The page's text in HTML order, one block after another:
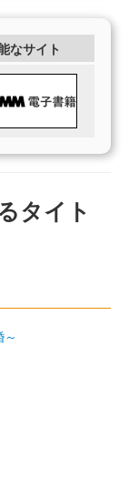
なサイト
タイト